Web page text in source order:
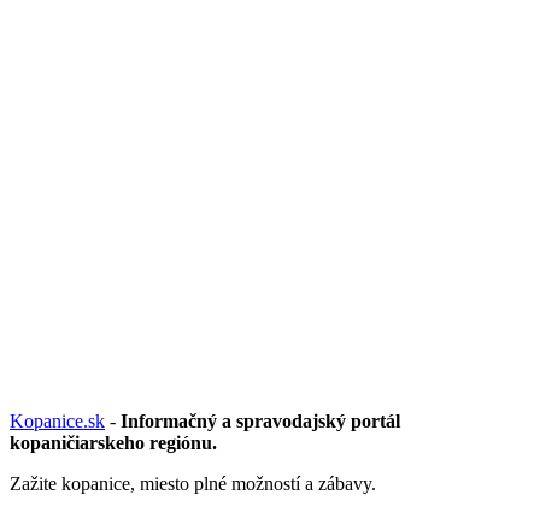
Kopanice.sk - Informačný a spravodajský portál
kopaničiarskeho regiónu.
Zažite kopanice, miesto plné možností a zábavy.